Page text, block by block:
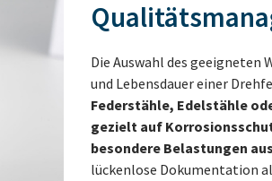
Die Auswahl des geeigneten
und Lebensdauer einer
Federstähle, Edelstähle
gezielt auf
besondere Belastungen
lückenlose Dokumentation